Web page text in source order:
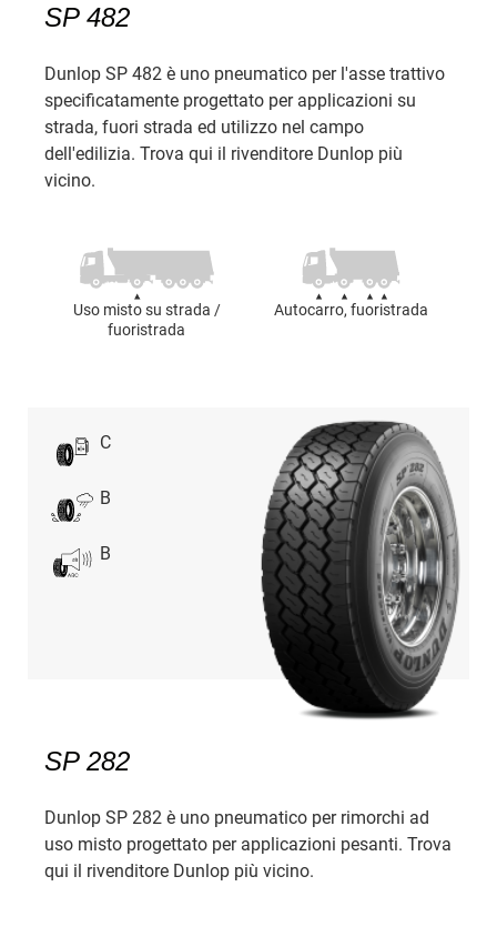
SP 482
Dunlop SP 482 è uno pneumatico per l'asse trattivo
specificatamente progettato per applicazioni su
strada, fuori strada ed utilizzo nel campo
dell'edilizia. Trova qui il rivenditore Dunlop più
vicino.
Uso misto su strada /
fuoristrada
Autocarro, fuoristrada
C
B
B
SP 282
Dunlop SP 282 è uno pneumatico per rimorchi ad
uso misto progettato per applicazioni pesanti. Trova
qui il rivenditore Dunlop più vicino.